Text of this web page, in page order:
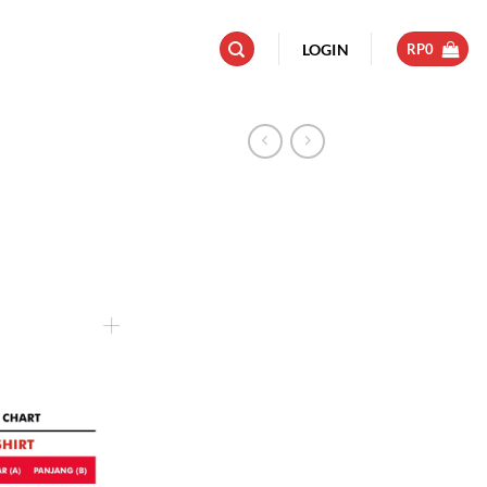
LOGIN RP0